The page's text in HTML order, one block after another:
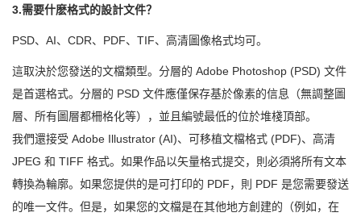
3.需要什麽格式的設計文件？
PSD、AI、CDR、PDF、TIF、高清圖像格式均可。
這取決於您發送的文檔類型。分層的 Adobe Photoshop (PSD) 文件
是首選格式。分層的 PSD 文件應僅保存基於像素的信息（無調整圖
層、所有圖層都柵格化等），並且編號最低的位於堆棧頂部。
我們還接受 Adobe Illustrator (AI)、可移植文檔格式 (PDF)、高清
JPEG 和 TIFF 格式。如果作品以矢量格式提交，則必須將所有文本
轉換為輪廓。如果您提供的是可打印的 PDF，則 PDF 是您需要發送
的唯一文件。但是，如果您的文檔是在其他地方創建的（例如，在